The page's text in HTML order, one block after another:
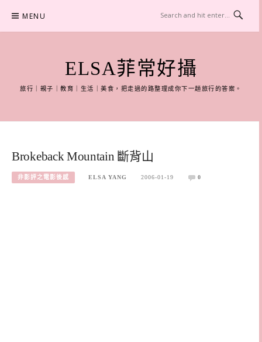
content
MENU
ELSA菲常好攝
旅行｜親子｜教育｜生活｜美食，把走過的路整理成你下一趟旅行的答案。
Brokeback Mountain 斷背山
非影評之電影後感 ELSA YANG 2006-01-19 0